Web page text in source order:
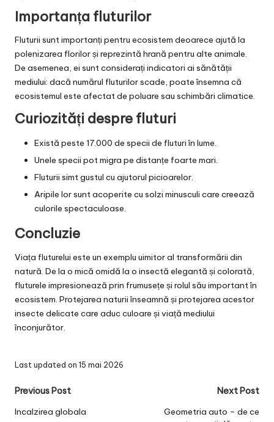
Importanța fluturilor
Fluturii sunt importanți pentru ecosistem deoarece ajută la
polenizarea florilor și reprezintă hrană pentru alte animale.
De asemenea, ei sunt considerați indicatori ai sănătății
mediului: dacă numărul fluturilor scade, poate însemna că
ecosistemul este afectat de poluare sau schimbări climatice.
Curiozități despre fluturi
Există peste 17.000 de specii de fluturi în lume.
Unele specii pot migra pe distanțe foarte mari.
Fluturii simt gustul cu ajutorul picioarelor.
Aripile lor sunt acoperite cu solzi minusculi care creează
culorile spectaculoase.
Concluzie
Viața fluturelui este un exemplu uimitor al transformării din
natură. De la o mică omidă la o insectă elegantă și colorată,
fluturele impresionează prin frumusețe și rolul său important în
ecosistem. Protejarea naturii înseamnă și protejarea acestor
insecte delicate care aduc culoare și viață mediului
înconjurător.
Last updated on 15 mai 2026
Post
navigation
Previous Post
Incalzirea globala
Next Post
Geometria auto – de ce